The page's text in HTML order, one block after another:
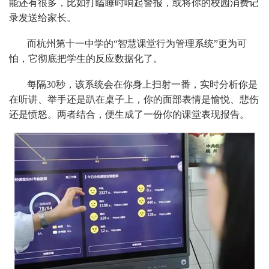
能还有很多，比如打瞌睡时响起警报，或将你的校园消费记
录发送给家长。
而杭州第十一中学的“智慧课堂行为管理系统”更为可
怕，它彻底把学生的反应数据化了。
每隔30秒，该系统会在你身上扫射一番，实时分析你是
在听讲、举手还是趴在桌子上，你的面部表情是愉悦、悲伤
还是愤怒。两者结合，便生成了一份你的课堂表现报告。